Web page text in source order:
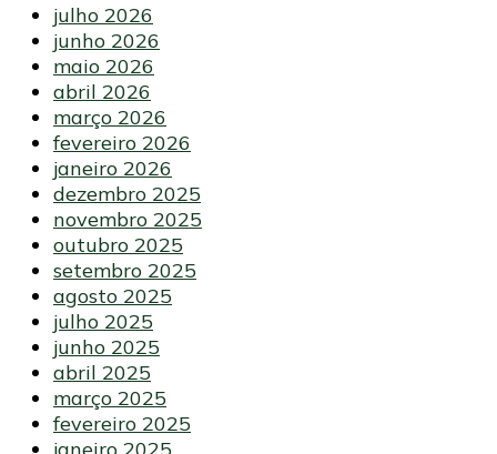
julho 2026
junho 2026
maio 2026
abril 2026
março 2026
fevereiro 2026
janeiro 2026
dezembro 2025
novembro 2025
outubro 2025
setembro 2025
agosto 2025
julho 2025
junho 2025
abril 2025
março 2025
fevereiro 2025
janeiro 2025